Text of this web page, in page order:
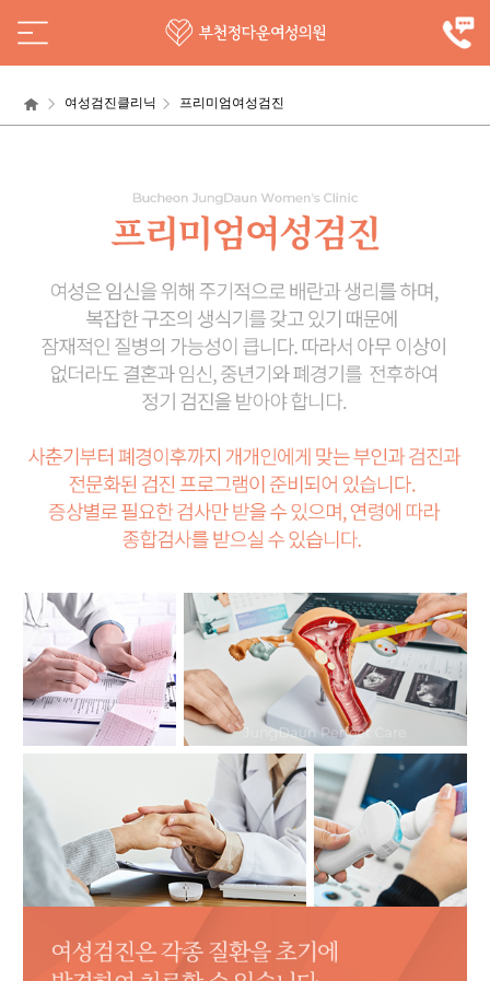
여성검진클리닉 프리미엄여성검진